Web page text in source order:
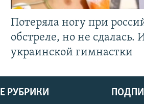
Потеряла ногу при
обстреле, но не сдалась.
украинской гимнастки
РУБРИКИ